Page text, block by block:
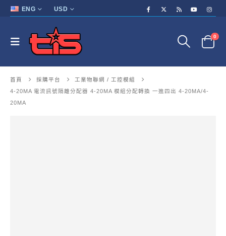
ENG USD
0
首頁 採購平台
工業物聯網 / 工控模組
4-20MA 電流訊號隔離分配器 4-20MA 模組分配轉換 一進四出 4-20MA/4-
20MA